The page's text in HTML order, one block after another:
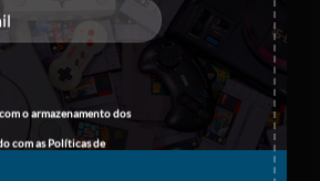
o armazenamento dos
com asPolíticas de